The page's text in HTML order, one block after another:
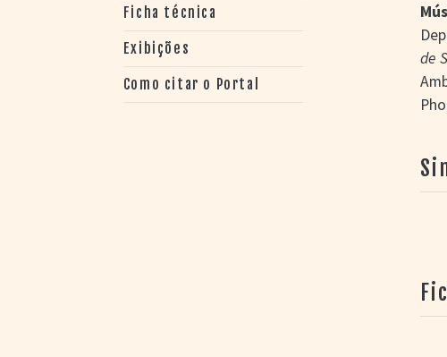
> DISCOGRAFIAS
CONTATO E
LOCALIZAÇÃO
Ficha técnica
Exibições
Como citar o Portal
de